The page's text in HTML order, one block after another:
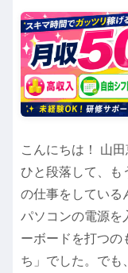
こんにちは！ 山
ひと段落して、も
の仕事をしている
パソコンの電源を
ーボードを打つの
ち」でした。でも